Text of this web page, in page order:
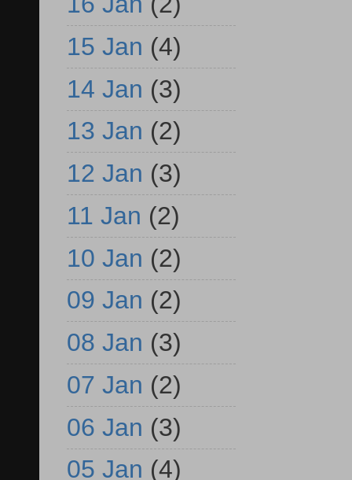
15 Jan (4)
14 Jan (3)
13 Jan (2)
12 Jan (3)
11 Jan (2)
10 Jan (2)
09 Jan (2)
08 Jan (3)
07 Jan (2)
06 Jan (3)
05 Jan (4)